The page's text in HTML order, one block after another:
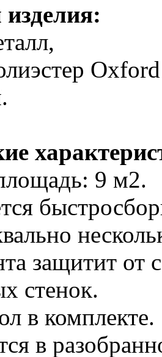
9 м2.
защитит от
стенок.
в комплекте.
в